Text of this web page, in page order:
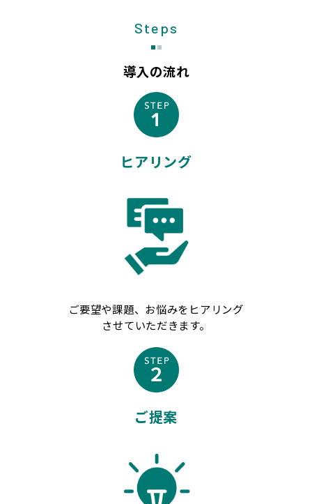
Steps
導入の流れ
ヒアリング
ご要望や課題、お悩みをヒアリング
させていただきます。
ご提案